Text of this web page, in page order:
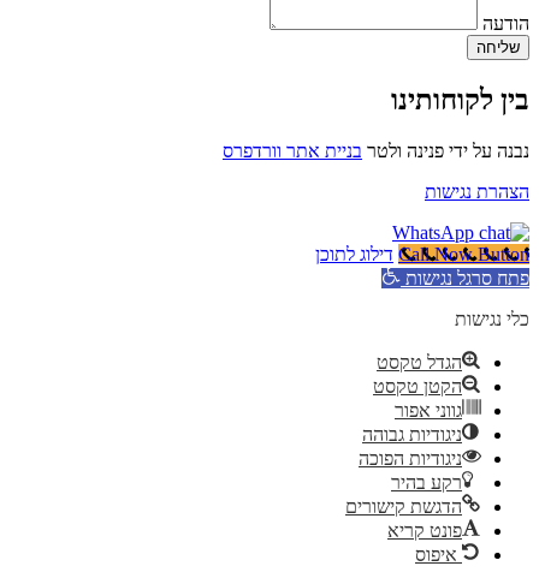
הודעה
שליחה
בין לקוחותינו
נבנה על ידי פנינה ולטר בניית אתר וורדפרס
הצהרת נגישות
Call Now Button דילוג לתוכן
פתח סרגל נגישות
כלי נגישות
הגדל טקסט
הקטן טקסט
גווני אפור
ניגודיות גבוהה
ניגודיות הפוכה
רקע בהיר
הדגשת קישורים
פונט קריא
איפוס